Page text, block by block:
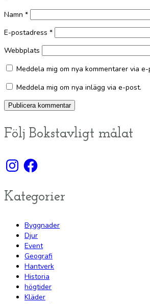
Namn *
E-postadress *
Webbplats
Meddela mig om nya kommentarer via e-
Meddela mig om nya inlägg via e-post.
Följ Bokstavligt målat
InstagramFacebook
Kategorier
Byggnader
Djur
Event
Geografi
Hantverk
Historia
högtider
Kläder